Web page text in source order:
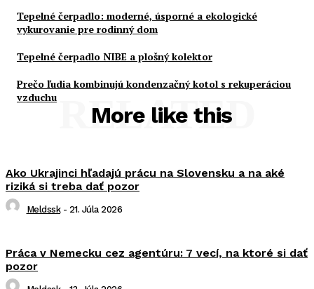
Tepelné čerpadlo: moderné, úsporné a ekologické
vykurovanie pre rodinný dom
Tepelné čerpadlo NIBE a plošný kolektor
Prečo ľudia kombinujú kondenzačný kotol s rekuperáciou
vzduchu
More like this
RELATED
Ako Ukrajinci hľadajú prácu na Slovensku a na aké
riziká si treba dať pozor
Meldssk - 21. Júla 2026
Práca v Nemecku cez agentúru: 7 vecí, na ktoré si dať
pozor